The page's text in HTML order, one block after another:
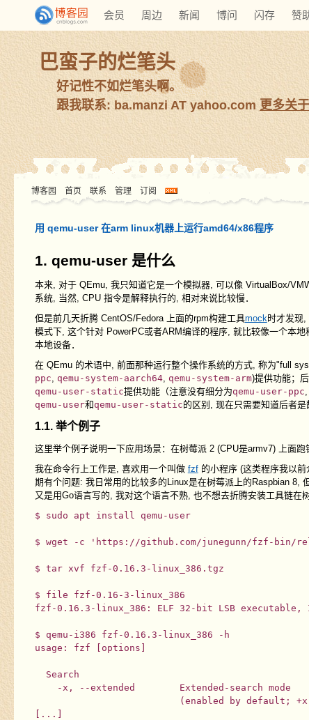
会员 周边 新闻 博问 闪存 赞
巴蛮子的烂笔头
好记性不如烂笔头啊。
跟我联系: ba.manzi AT yahoo.com 更多关
博客园 首页 联系 管理 订阅
用 qemu-user 在arm linux机器上运行amd64/x86程序
1. qemu-user 是什么
本来, 对于 QEmu, 我只知道它是一个模拟器, 可以像 VirtualBox/
系统, 当然, CPU 指令是解释执行的, 相对来说比较慢．
但是前几天折腾 CentOS/Fedora 上面的rpm构建工具mock时才发现,
模式下, 这个针对 PowerPC或者ARM编译的程序, 就比较像一个本
本地设备．
在 QEmu 的术语中, 前面那种运行整个操作系统的方式, 称为"full
ppc, qemu-system-aarch64, qemu-system-arm)提供功能；
qemu-user-static提供功能（注意没有细分为qemu-user-ppc,
qemu-user和 qemu-user-static的区别, 现在只需要知道后者
1.1. 举个例子
这里举个例子说明一下应用场景：在树莓派 2 (CPU是armv7) 上面
我在命令行上工作是, 喜欢用一个叫做 fzf的小程序 (这类程序我以前
期有个问题: 我日常用的比较多的Linux是在树莓派上的Raspbian 8,
又是用Go语言写的, 我对这个语言不熟, 也不想去折腾安装工具链
$ sudo apt install qemu-user
$ wget -c 'https://github.com/junegunn/fzf-bin/
$ tar xvf fzf-0.16.3-linux_386.tgz
$ file fzf-0.16-3-linux_386
fzf-0.16.3-linux_386: ELF 32-bit LSB
$ qemu-i386 fzf-0.16.3-linux_386 -h
usage: fzf [options]
  Search
    -x, --extended        Extended-search mode
(enabled by default;
[...]